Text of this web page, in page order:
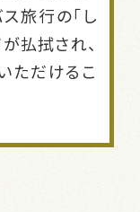
旅行の「し
払拭され、
ただけるこ